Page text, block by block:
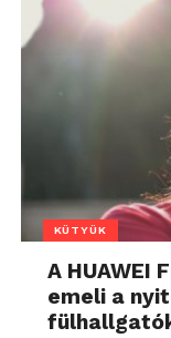
KÜTYÜK
A HUAWEI
emeli a